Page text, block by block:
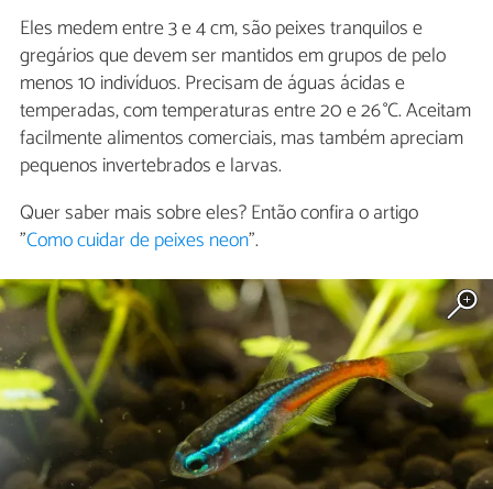
Eles medem entre 3 e 4 cm, são peixes tranquilos e
gregários que devem ser mantidos em grupos de pelo
menos 10 indivíduos. Precisam de águas ácidas e
temperadas, com temperaturas entre 20 e 26 °C. Aceitam
facilmente alimentos comerciais, mas também apreciam
pequenos invertebrados e larvas.
Quer saber mais sobre eles? Então confira o artigo
"Como cuidar de peixes neon".